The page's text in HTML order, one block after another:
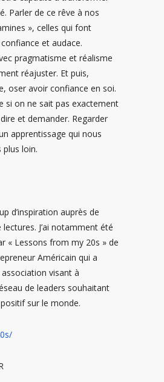
Parler de ce rêve à nos
», celles qui font
et audace.
pragmatisme et réalisme
réajuster. Et puis,
oser avoir confiance en soi.
si on ne sait pas exactement
et demander. Regarder
apprentissage qui nous
loin.
d’inspiration auprès de
lectures. J’ai notamment été
« Lessons from my 20s » de
Américain qui a
visant à
de leaders souhaitant
sur le monde.